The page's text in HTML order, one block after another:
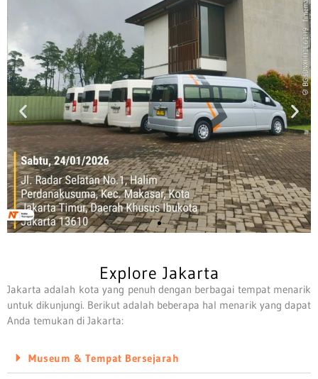
Explore Jakarta
Jakarta adalah kota yang penuh dengan berbagai tempat menarik
untuk dikunjungi. Berikut adalah beberapa hal menarik yang dapat
Anda temukan di Jakarta:
Museum & Tempat Bersejarah